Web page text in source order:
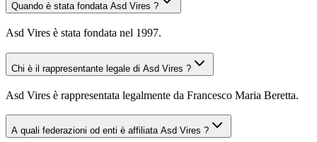
Quando è stata fondata Asd Vires ?
Asd Vires è stata fondata nel 1997.
Chi è il rappresentante legale di Asd Vires ?
Asd Vires è rappresentata legalmente da Francesco Maria Beretta.
A quali federazioni od enti è affiliata Asd Vires ?